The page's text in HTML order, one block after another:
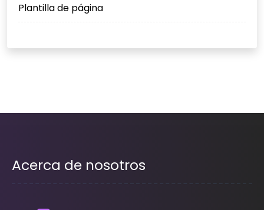
Plantilla de página
Acerca de nosotros